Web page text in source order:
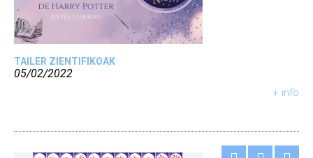
TAILER ZIENTIFIKOAK
05/02/2022
+ info